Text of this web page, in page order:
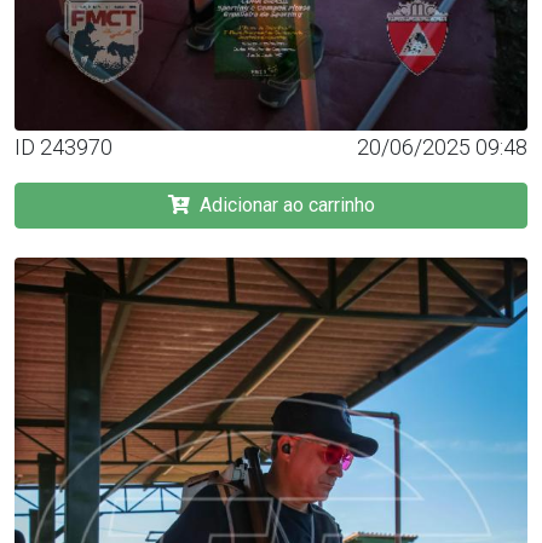
ID 243970 20/06/2025 09:48
Adicionar ao carrinho